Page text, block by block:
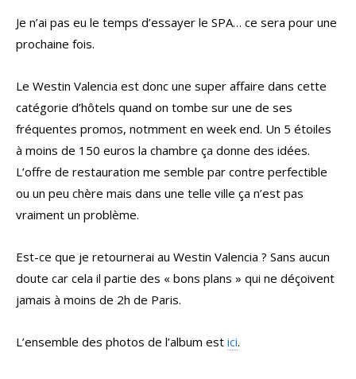
Je n’ai pas eu le temps d’essayer le SPA… ce sera pour une
prochaine fois.
Le Westin Valencia est donc une super affaire dans cette
catégorie d’hôtels quand on tombe sur une de ses
fréquentes promos, notmment en week end. Un 5 étoiles
à moins de 150 euros la chambre ça donne des idées.
L’offre de restauration me semble par contre perfectible
ou un peu chère mais dans une telle ville ça n’est pas
vraiment un problème.
Est-ce que je retournerai au Westin Valencia ? Sans aucun
doute car cela il partie des « bons plans » qui ne déçoivent
jamais à moins de 2h de Paris.
L’ensemble des photos de l’album est ici.